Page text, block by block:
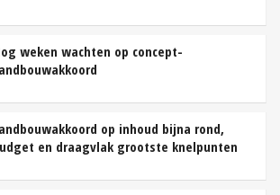
weken wachten op concept-
op inhoud bijna rond,
en draagvlak grootste knelpunten